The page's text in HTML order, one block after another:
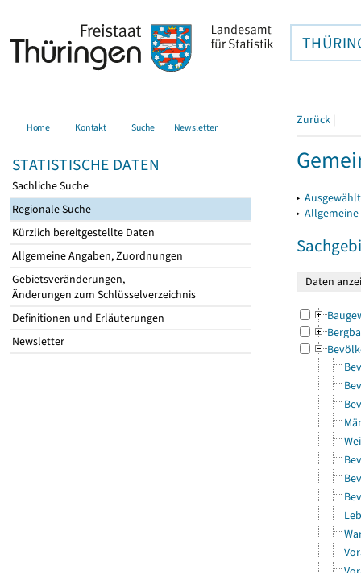
Home Kontakt Suche Newsletter
STATISTISCHE DATEN
Sachliche Suche
Regionale Suche
Kürzlich bereitgestellte Daten
Allgemeine Angaben, Zuordnungen
Gebietsveränderungen,
Änderungen zum Schlüsselverzeichnis
Definitionen und Erläuterungen
Newsletter
Zurück |
▸
▸